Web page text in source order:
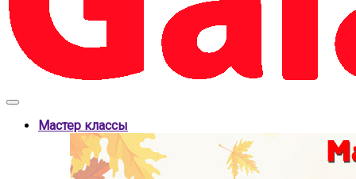
Мастер классы